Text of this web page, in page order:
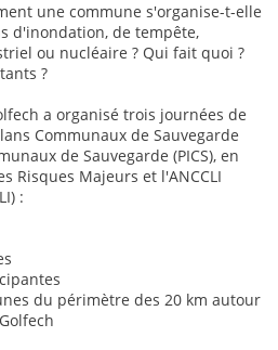
une commune s'organise-t-elle
d'inondation, de tempête,
ou nucléaire ? Qui fait quoi ?
?
a organisé trois journées de
Communaux de Sauvegarde
de Sauvegarde (PICS), en
Risques Majeurs et l'ANCCLI
:
du périmètre des 20 km autour